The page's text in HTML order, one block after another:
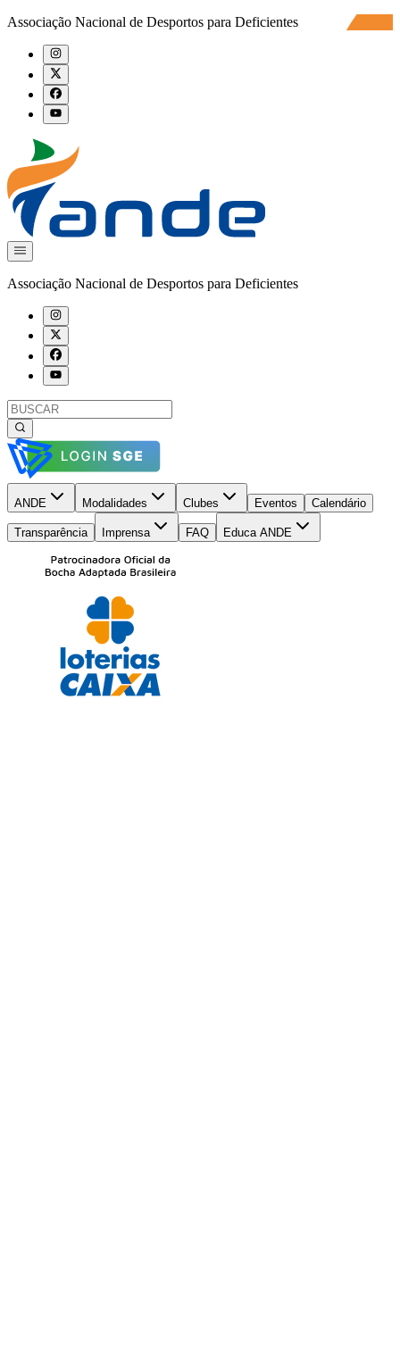
Associação Nacional de Desportos para Deficientes
Associação Nacional de Desportos para Deficientes
ANDE Modalidades Clubes Eventos Calendário
Transparência Imprensa FAQ Educa ANDE